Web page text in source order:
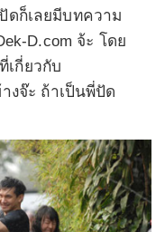
ดก็เลยมีบทความ
D.com จ้ะ โดย
เกี่ยวกับ
งจ๊ะ ถ้าเป็นพี่ปัด